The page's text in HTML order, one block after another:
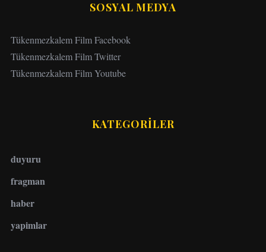
SOSYAL MEDYA
Tükenmezkalem Film Facebook
Tükenmezkalem Film Twitter
Tükenmezkalem Film Youtube
KATEGORİLER
duyuru
fragman
haber
yapimlar